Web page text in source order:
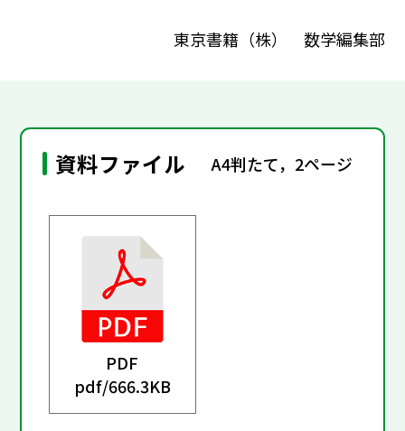
東京書籍（株） 数学編集部
資料ファイル A4判たて，2ページ
PDF
pdf/666.3KB